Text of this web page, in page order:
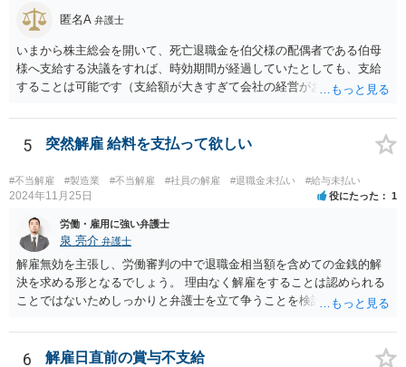
しょうか。それとも何もなしにいきなりの解雇通告でしたか。後者の
場合、争える余地が増えるといえるでしょう。 ただ、復職は色々な意
味で難しいと思われますので、復職を主張しつつ、最終的に解決金と
して退職金以上の金額を受け取ることで退職するというのが現実的に
目指すべき方向性になるかと思います。
匿名A 弁護士
いまから株主総会を開いて、死亡退職金を伯父様の配偶者である伯母
様へ支給する決議をすれば、時効期間が経過していたとしても、支給
することは可能です（支給額が大きすぎて会社の経営がおかしくなっ
すし（支払う必要のないお金を支払うわけですから）、受け取った伯
母様には一時所得として課税される可能性もありますから、事前に税
5 突然解雇 給料を支払って欲しい
#不当解雇 #製造業 #不当解雇 #社員の解雇 #退職金未払い #給与未払い
2024年11月25日 役にたった 1
労働・雇用に強い弁護士
泉 亮介 弁護士
解雇無効を主張し、労働審判の中で退職金相当額を含めての金銭的解
決を求める形となるでしょう。 理由なく解雇をすることは認められる
ことではないためしっかりと弁護士を立て争うことを検討されて良い
6 解雇日直前の賞与不支給